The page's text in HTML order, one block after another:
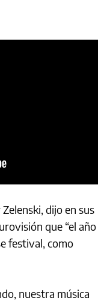
dijo en sus
que “el año
festival, como
nuestra música